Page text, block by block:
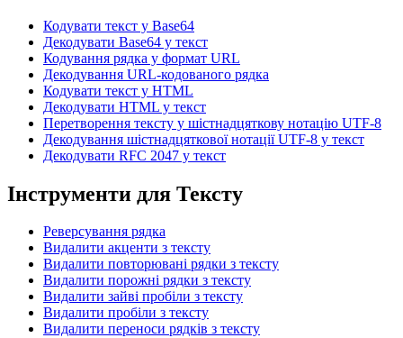
Кодувати текст у Base64
Декодувати Base64 у текст
Кодування рядка у формат URL
Декодування URL-кодованого рядка
Кодувати текст у HTML
Декодувати HTML у текст
Перетворення тексту у шістнадцяткову нотацію UTF-8
Декодування шістнадцяткової нотації UTF-8 у текст
Декодувати RFC 2047 у текст
Інструменти для Тексту
Реверсування рядка
Видалити акценти з тексту
Видалити повторювані рядки з тексту
Видалити порожні рядки з тексту
Видалити зайві пробіли з тексту
Видалити пробіли з тексту
Видалити переноси рядків з тексту